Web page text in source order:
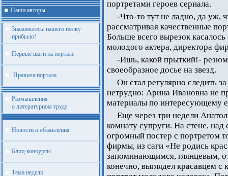
Наши авторы
Знакомьтесь: нашего полку
прибыло!
Первые шаги на портале
Правила портала
Размышления
о литературном труде
Новости и объявления
Блиц-конкурсы
Тема недели
портретами героев сериала.
-Что-то тут не ладно, да уж,
рассматривая качественные
Больше всего вырезок
молодого актера, директора
-Ишь, какой прыткий!-
своеобразное досье на звезд.
Он стал регулярно следить
нетрудно: Арина Ивановна не
материалы по интересующему
Еще через три недели
комнату супруги. На стене,
огромный постер с портретом
фирмы, из саги «Не родись
запоминающимся, глянцевым,
конечно, выглядел красавцем с